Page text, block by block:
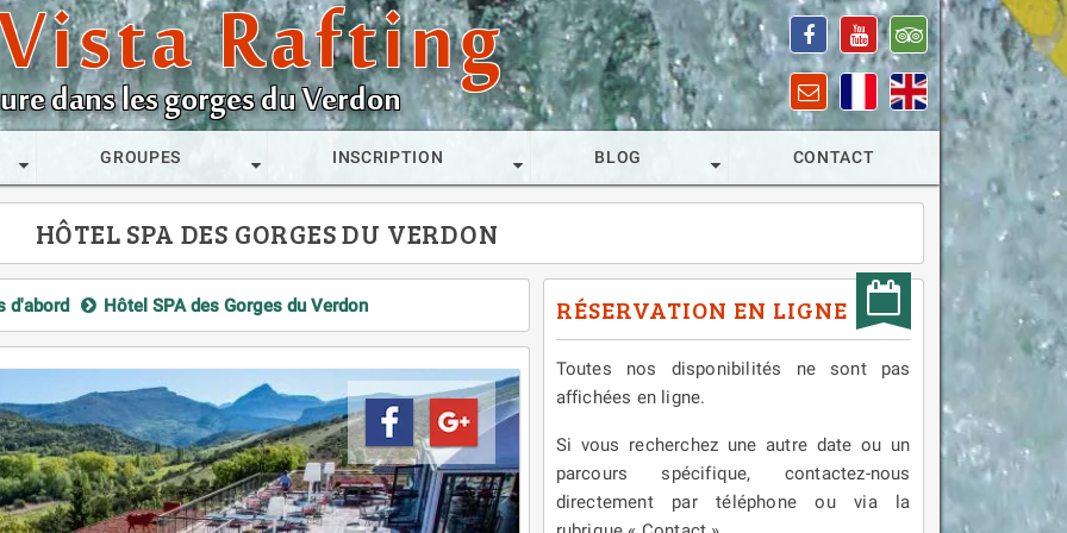
Rafting
dans les gorges du Verdon
GROUPES INSCRIPTION BLOG CONTACT
HÔTEL SPA DES GORGES DU VERDON
d'abord Hôtel SPA des Gorges du Verdon RÉSERVATION EN LIGNE
Toutes nos disponibilités ne sont pas
affichées en ligne.
Si vous recherchez une autre date ou un
parcours spécifique, contactez-nous
directement par téléphone ou via la